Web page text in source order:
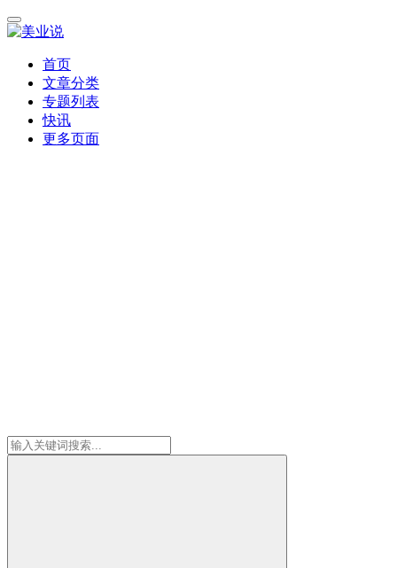
首页
文章分类
专题列表
快讯
更多页面